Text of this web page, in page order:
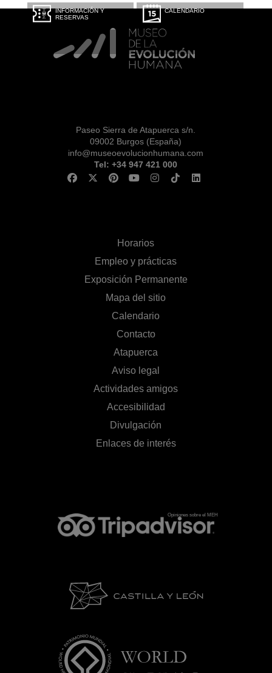
INFORMACIÓN Y
RESERVAS
CALENDARIO
Paseo Sierra de Atapuerca s/n.
09002 Burgos (España)
info@museoevolucionhumana.com
Tel: +34 947 421 000
Horarios
Empleo y prácticas
Exposición Permanente
Mapa del sitio
Calendario
Contacto
Atapuerca
Aviso legal
Actividades amigos
Accesibilidad
Divulgación
Enlaces de interés
Opiniones sobre el MEH